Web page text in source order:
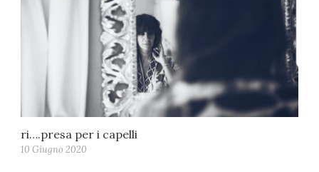
ri….presa per i capelli
10 Giugno 2020